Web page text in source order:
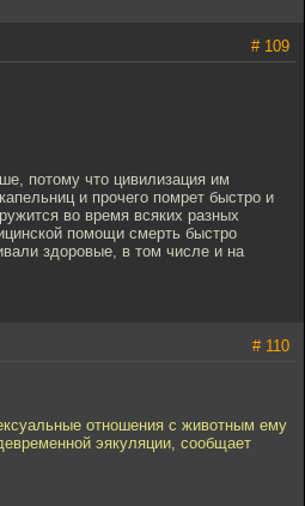
# 109
потому что цивилизация им
и прочего помрет быстро и
во время всяких разных
помощи смерть быстро
здоровые, в том числе и на
# 110
отношения с животным ему
эякуляции, сообщает